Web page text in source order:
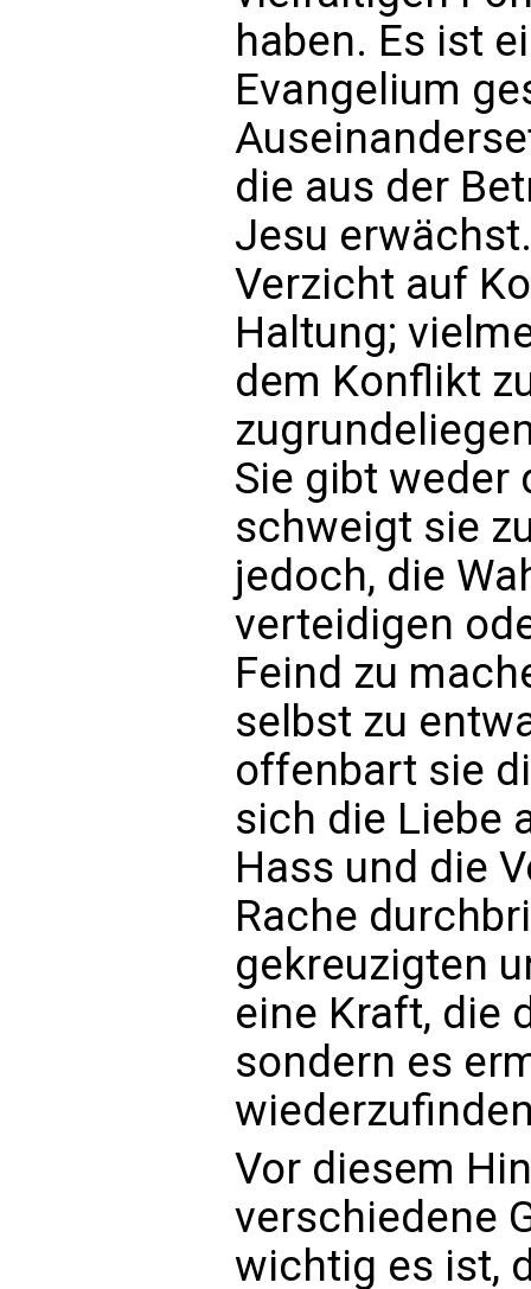
haben. Es ist
Evangelium
die aus der
Jesu
Verzicht auf
Haltung;
dem Konflikt
Sie gibt weder
schweigt sie
jedoch, die
verteidigen
Feind zu
selbst zu
offenbart sie
sich die Liebe
Hass und die
Rache
gekreuzigten
eine Kraft, die
sondern es
Vor diesem
verschiedene
wichtig es ist,